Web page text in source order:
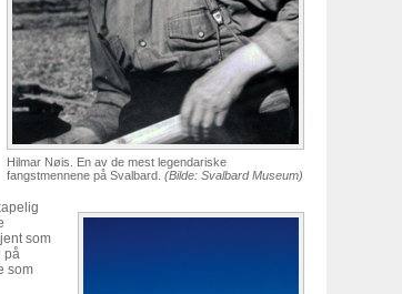
Hilmar Nøis. En av de mest legendariske
fangstmennene på Svalbard. (Bilde: Svalbard Museum)
som
på
som